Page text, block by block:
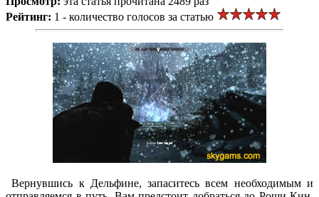
Рейтинг: 1 - количество голосов за статью
Вернувшись к Дельфине, запаситесь всем необходимым и